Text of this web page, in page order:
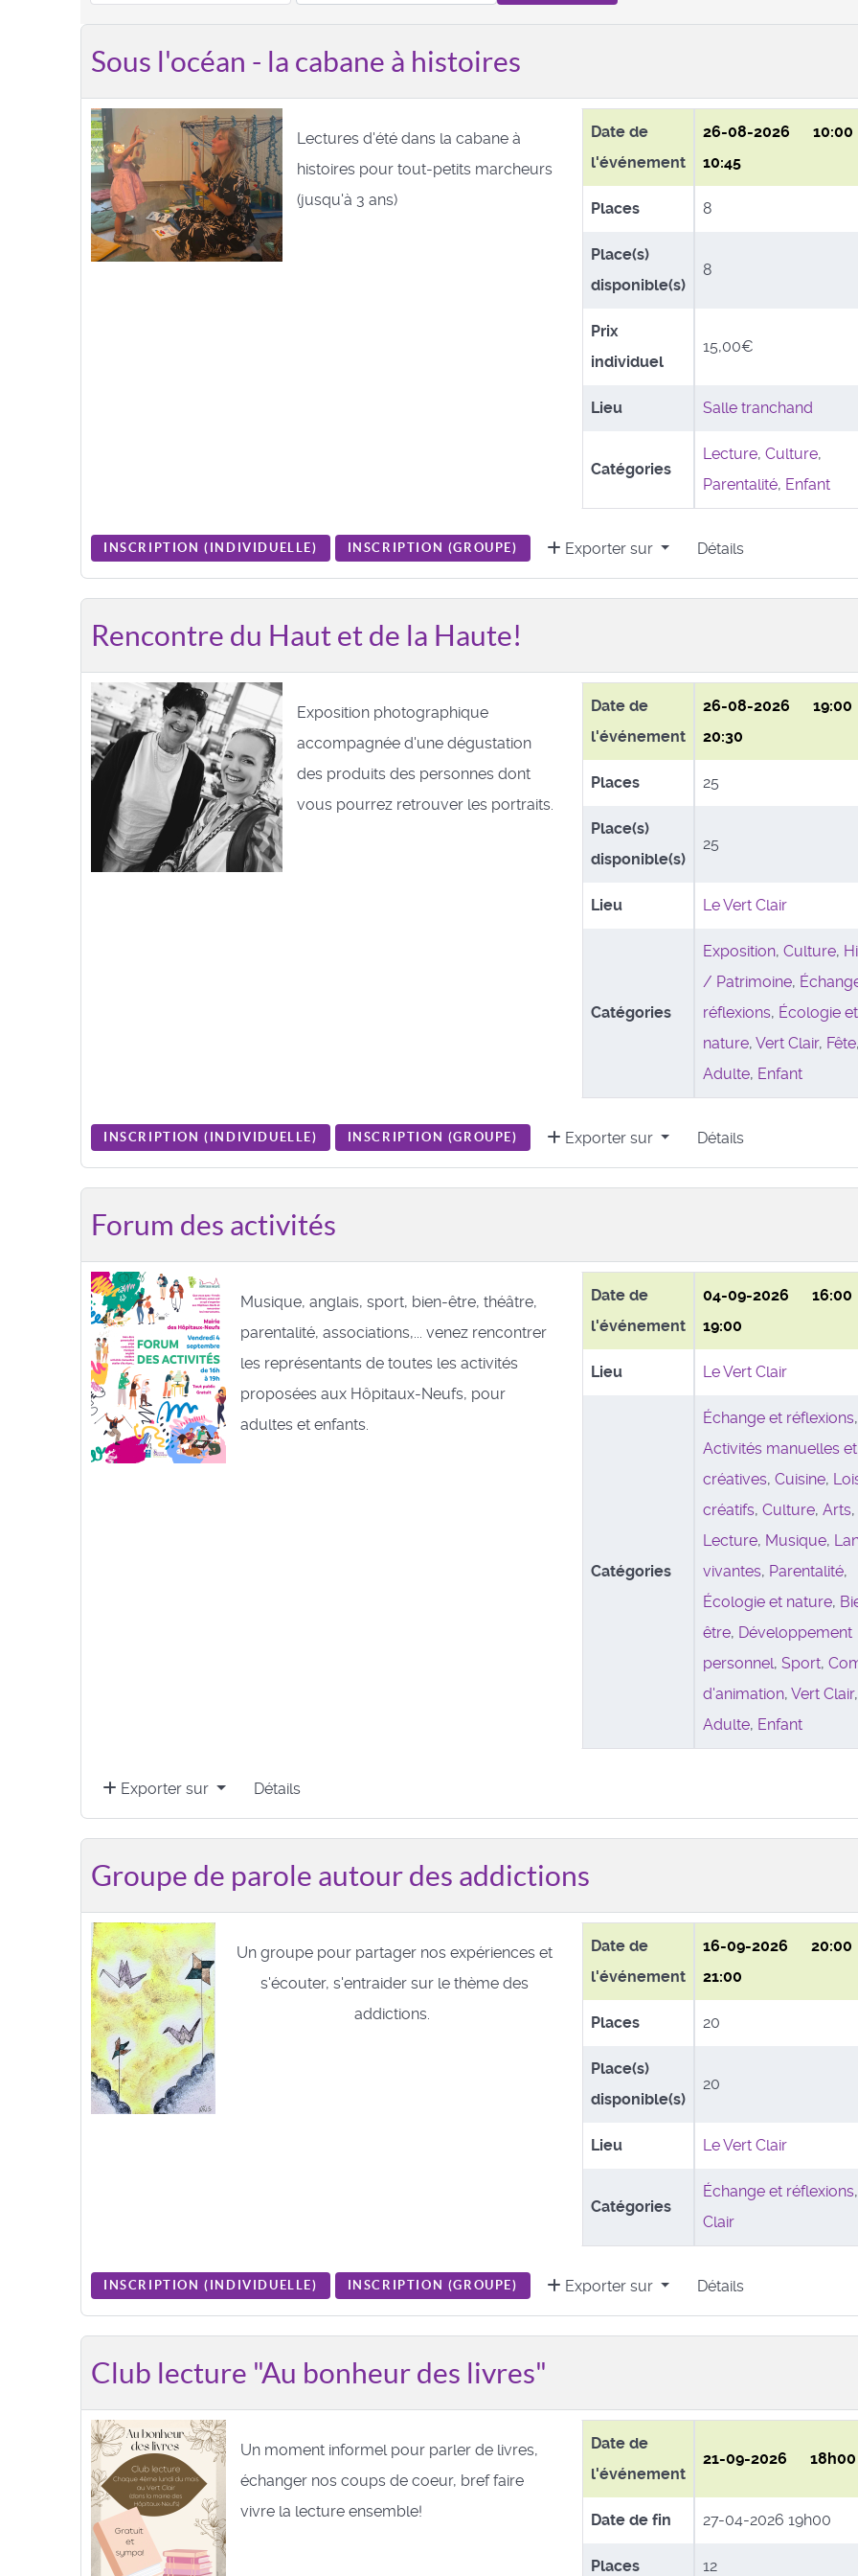
Sous l'océan - la cabane à histoires
Lectures d'été dans la cabane à
histoires pour tout-petits marcheurs
(jusqu'à 3 ans)
Date de
l'événement
26-08-2026
10:45
Places 8
Place(s)
disponible(s)
8
Prix
individuel
15,00€
Lieu Salle tranchand
Catégories
Lecture,Culture,
Parentalité, Enfant
INSCRIPTION ( INDIVIDUELLE) INSCRIPTION (GROUPE) Exporter sur Détails
Rencontre du Haut et de la Haute!
Exposition photographique
accompagnée d'une dégustation
des produits des personnes dont
vous pourrez retrouver les portraits.
Date de
l'événement
26-08-2026
20:30
Places 25
Place(s)
disponible(s)
25
Lieu Le Vert Clair
Catégories
Exposition,Culture,
/ Patrimoine,
réflexions, Écologie et
nature,Vert Clair, Fête
Adulte, Enfant
INSCRIPTION ( INDIVIDUELLE) INSCRIPTION (GROUPE) Exporter sur Détails
Forum des activités
Musique, anglais, sport, bien-être, théâtre,
parentalité, associations,... venez rencontrer
les représentants de toutes les activités
proposées aux Hôpitaux-Neufs, pour
adultes et enfants.
Date de
l'événement
04-09-2026
19:00
Lieu Le Vert Clair
Catégories
Échange et réflexions,
Activités manuelles et
créatives,Cuisine,
créatifs,Culture,Arts,
Lecture, Musique,
vivantes, Parentalité,
Écologie et nature,
être, Développement
personnel,Sport,
d'animation,Vert Clair,
Adulte, Enfant
Exporter sur Détails
Groupe de parole autour des addictions
Un groupe pour partager nos expériences et
s'écouter, s'entraider sur le thème des
addictions.
Date de
l'événement
16-09-2026
21:00
Places 20
Place(s)
disponible(s)
20
Lieu Le Vert Clair
Catégories
Échange et réflexions
Clair
INSCRIPTION ( INDIVIDUELLE) INSCRIPTION (GROUPE) Exporter sur Détails
Club lecture "Au bonheur des livres"
Un moment informel pour parler de livres,
échanger nos coups de coeur, bref faire
vivre la lecture ensemble!
Date de
l'événement
21-09-2026 18h00
Date de fin 27-04-2026 19h00
Places 12